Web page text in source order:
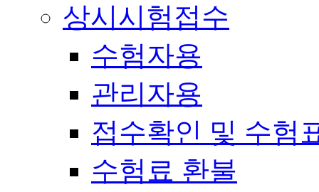
상시시험접수
수험자용
관리자용
접수확인 및 수험
수험료 환불